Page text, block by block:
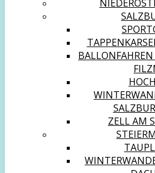
ZELL AM